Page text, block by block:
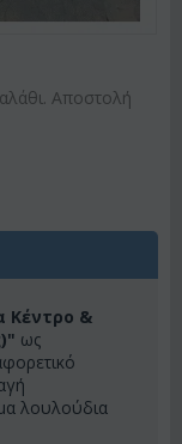
Αποστολή
Κέντρο &
ως
λουλούδια